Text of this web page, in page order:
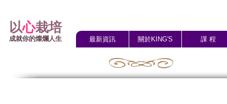
以心栽培
成就你的燦爛人生 最新資訊 關於KING'S 課 程